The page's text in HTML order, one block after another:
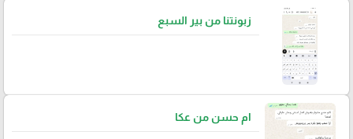
زبونتنا من بير السبع
ام حسن من عكا